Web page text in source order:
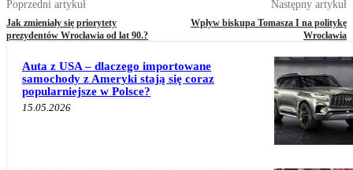
Poprzedni artykuł
Jak zmieniały się priorytety
prezydentów Wrocławia od lat 90.?
Następny artykuł
Wpływ biskupa Tomasza I na politykę
Wrocławia
Auta z USA – dlaczego importowane
samochody z Ameryki stają się coraz
popularniejsze w Polsce?
15.05.2026